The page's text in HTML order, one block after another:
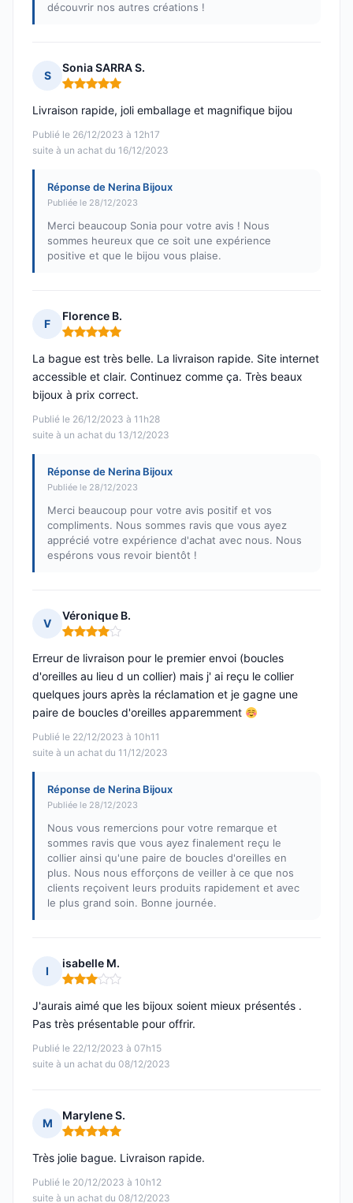
découvrir nos autres créations !
S
Sonia SARRA S.
Note : 5 sur 5
Publié le 26/12/2023 à 12h17
suite à un achat du 16/12/2023
Livraison rapide, joli emballage et magnifique bijou
Réponse de Nerina Bijoux
Publiée le 28/12/2023
Merci beaucoup Sonia pour votre avis ! Nous
sommes heureux que ce soit une expérience
positive et que le bijou vous plaise.
F
Florence B.
Note : 5 sur 5
Publié le 26/12/2023 à 11h28
suite à un achat du 13/12/2023
La bague est très belle. La livraison rapide. Site internet
accessible et clair. Continuez comme ça. Très beaux
bijoux à prix correct.
Réponse de Nerina Bijoux
Publiée le 28/12/2023
Merci beaucoup pour votre avis positif et vos
compliments. Nous sommes ravis que vous ayez
apprécié votre expérience d'achat avec nous. Nous
espérons vous revoir bientôt !
V
Véronique B.
Note : 4 sur 5
Publié le 22/12/2023 à 10h11
suite à un achat du 11/12/2023
Erreur de livraison pour le premier envoi (boucles
d'oreilles au lieu d un collier) mais j' ai reçu le collier
quelques jours après la réclamation et je gagne une
paire de boucles d'oreilles apparemment
Réponse de Nerina Bijoux
Publiée le 28/12/2023
Nous vous remercions pour votre remarque et
sommes ravis que vous ayez finalement reçu le
collier ainsi qu'une paire de boucles d'oreilles en
plus. Nous nous efforçons de veiller à ce que nos
clients reçoivent leurs produits rapidement et avec
le plus grand soin. Bonne journée.
I
isabelle M.
Note : 3 sur 5
Publié le 22/12/2023 à 07h15
suite à un achat du 08/12/2023
J'aurais aimé que les bijoux soient mieux présentés .
Pas très présentable pour offrir.
M
Marylene S.
Note : 5 sur 5
Publié le 20/12/2023 à 10h12
suite à un achat du 08/12/2023
Très jolie bague. Livraison rapide.